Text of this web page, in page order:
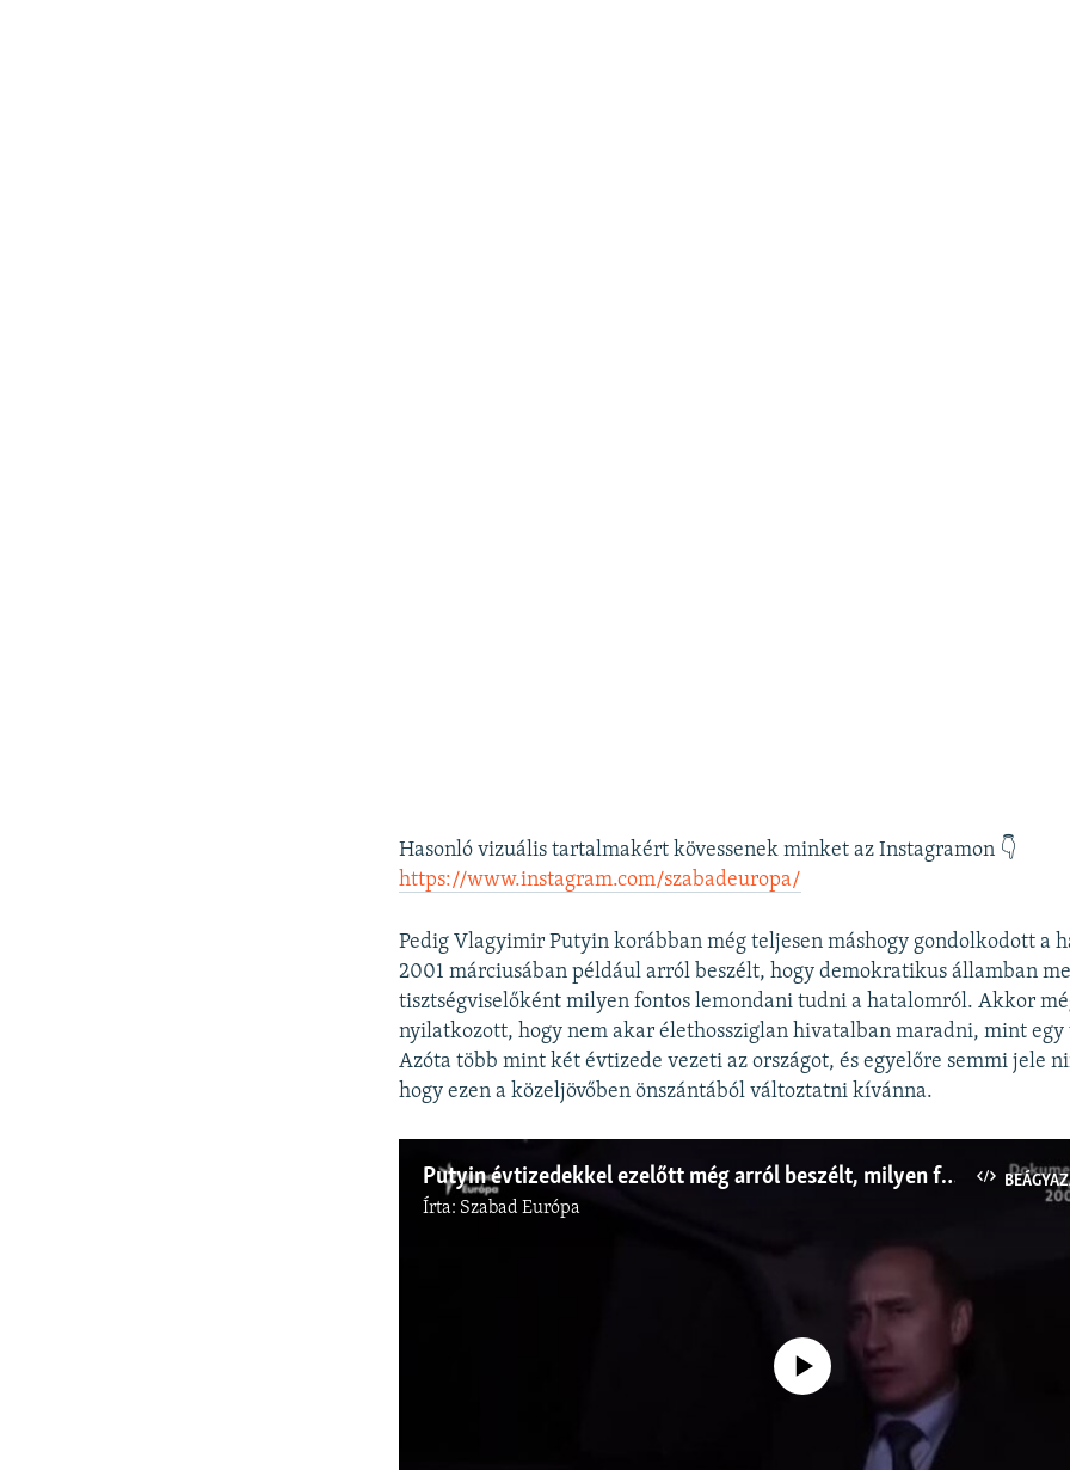
Hasonló vizuális tartalmakért kövessenek minket az Instagramon 👇
https://www.instagram.com/szabadeuropa/
Pedig Vlagyimir Putyin korábban még teljesen máshogy gondolkodott a
2001 márciusában például arról beszélt, hogy demokratikus államban
tisztségviselőként milyen fontos lemondani tudni a hatalomról. Akkor
nyilatkozott, hogy nem akar élethossziglan hivatalban maradni, mint egy
Azóta több mint két évtizede vezeti az országot, és egyelőre semmi jele
hogy ezen a közeljövőben önszántából változtatni kívánna.
Putyin évtizedekkel ezelőtt még arról beszélt, milyen fontos, hogy a vezetők ne ragaszkodjanak a hatalomhoz
Írta: Szabad Európa
Jelenleg nincs elérhető tartalom